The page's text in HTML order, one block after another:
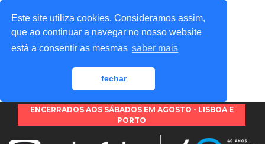
Este site utiliza cookies. Consideramos assim,
que ao continuar a navegar no nosso website
está a consentir as mesmas saber mais
fechar
ENCERRADOS AOS SÁBADOS EM AGOSTO - LISBOA E
PORTO